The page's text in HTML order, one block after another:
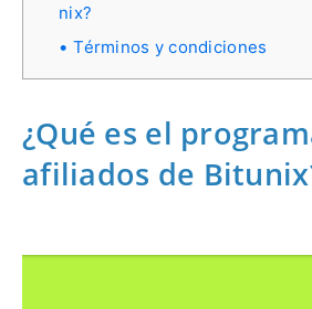
nix?
Términos y condiciones
¿Qué es el
afiliados de